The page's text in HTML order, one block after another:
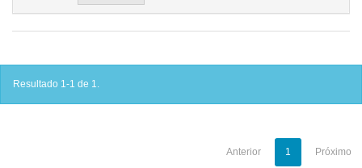
Resultado 1-1 de 1.
Anterior 1 Próximo